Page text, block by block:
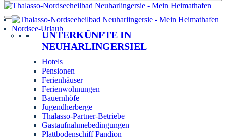
Nordsee-Urlaub
UNTERKÜNFTE IN
NEUHARLINGERSIEL
Hotels
Pensionen
Ferienhäuser
Ferienwohnungen
Bauernhöfe
Jugendherberge
Thalasso-Partner-Betriebe
Gastaufnahmebedingungen
Plattbodenschiff Pandion